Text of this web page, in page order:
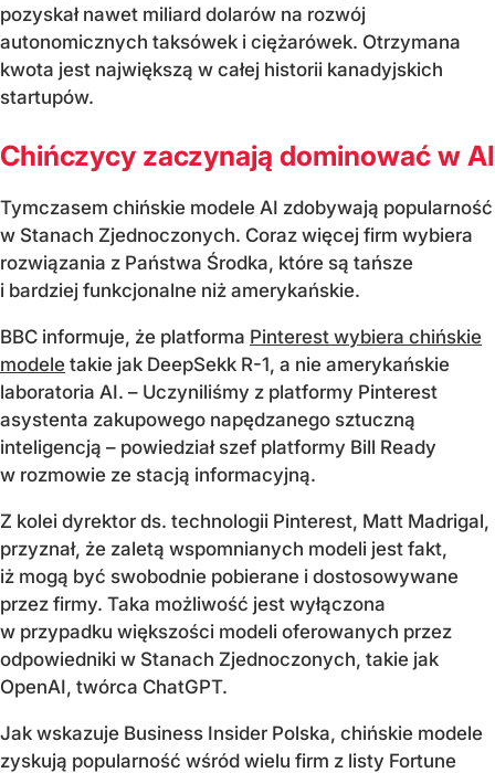
pozyskał nawet miliard dolarów na rozwój
autonomicznych taksówek i ciężarówek. Otrzymana
kwota jest największą w całej historii kanadyjskich
startupów.
Chińczycy zaczynają dominować w AI
Tymczasem chińskie modele AI zdobywają popularność
w Stanach Zjednoczonych. Coraz więcej firm wybiera
rozwiązania z Państwa Środka, które są tańsze
i bardziej funkcjonalne niż amerykańskie.
BBC informuje, że platforma Pinterest wybiera chińskie
modele takie jak DeepSekk R-1, a nie amerykańskie
laboratoria AI. – Uczyniliśmy z platformy Pinterest
asystenta zakupowego napędzanego sztuczną
inteligencją – powiedział szef platformy Bill Ready
w rozmowie ze stacją informacyjną.
Z kolei dyrektor ds. technologii Pinterest, Matt Madrigal,
przyznał, że zaletą wspomnianych modeli jest fakt,
iż mogą być swobodnie pobierane i dostosowywane
przez firmy. Taka możliwość jest wyłączona
w przypadku większości modeli oferowanych przez
odpowiedniki w Stanach Zjednoczonych, takie jak
OpenAI, twórca ChatGPT.
Jak wskazuje Business Insider Polska, chińskie modele
zyskują popularność wśród wielu firm z listy Fortune